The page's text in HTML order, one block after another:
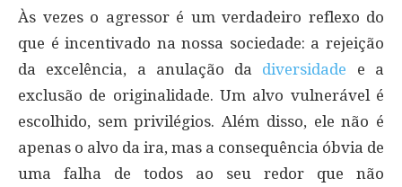
Às vezes o agressor é um verdadeiro reflexo do
que é incentivado na nossa sociedade: a rejeição
da excelência, a anulação da diversidade e a
exclusão de originalidade. Um alvo vulnerável é
escolhido, sem privilégios. Além disso, ele não é
apenas o alvo da ira, mas a consequência óbvia de
uma falha de todos ao seu redor que não